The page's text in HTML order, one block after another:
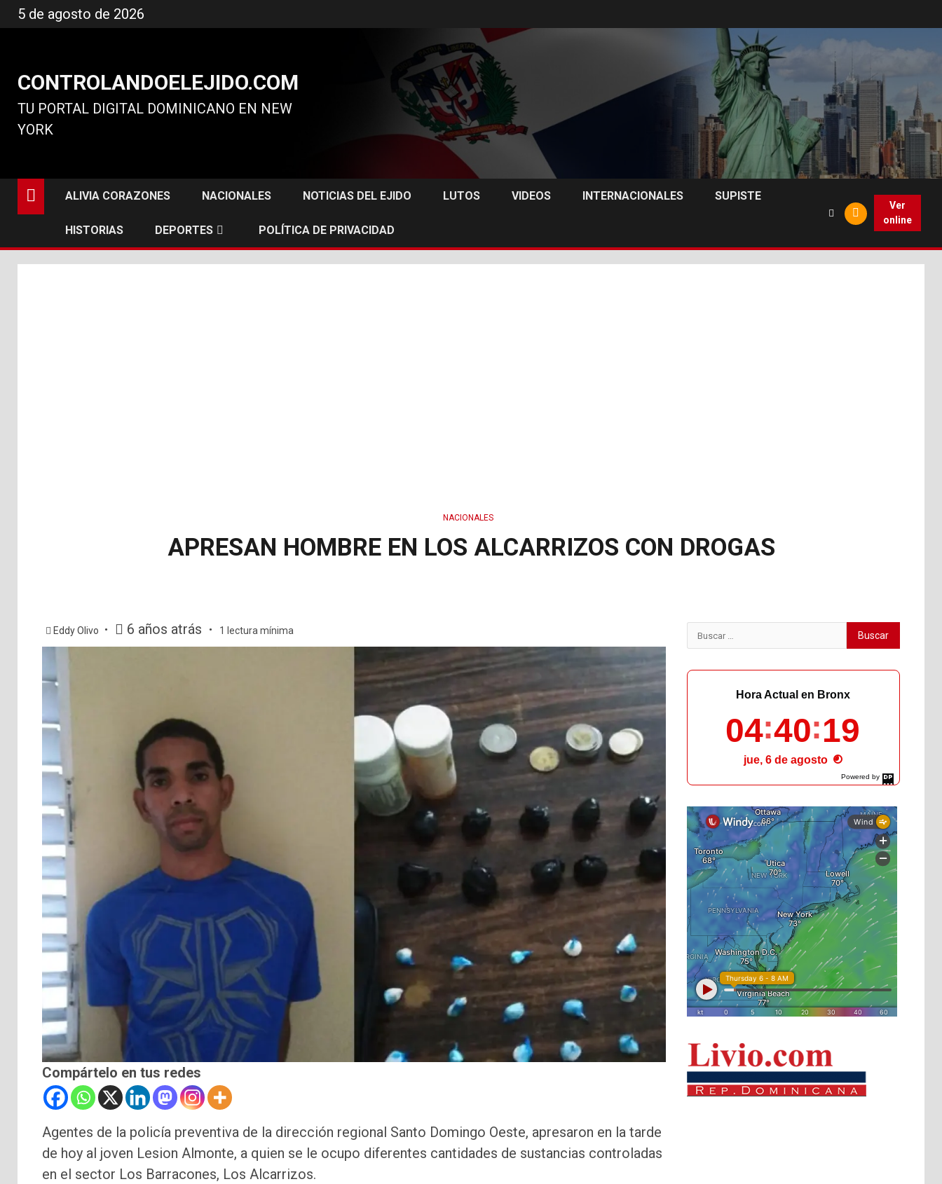
al
5 de agosto de 2026
CONTROLANDOELEJIDO.COM
TU PORTAL DIGITAL DOMINICANO EN NEW
YORK
ALIVIA CORAZONES NACIONALES NOTICIAS DEL EJIDO LUTOS VIDEOS INTERNACIONALES SUPISTE
HISTORIAS DEPORTES POLÍTICA DE PRIVACIDAD
Ver
online
NACIONALES
APRESAN HOMBRE EN LOS ALCARRIZOS CON DROGAS
Eddy Olivo 6 años atrás 1 lectura mínima
Compártelo en tus redes
Agentes de la policía preventiva de la dirección regional Santo Domingo Oeste, apresaron en la tarde
de hoy al joven Lesion Almonte, a quien se le ocupo diferentes cantidades de sustancias controladas
en el sector Los Barracones, Los Alcarrizos.
Buscar:
Powered by
DaysPedia.com
Hora Actual en Bronx
04 40 20
jue, 6 de agosto